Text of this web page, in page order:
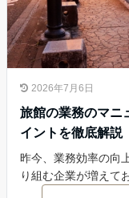
2026年7月6日
旅館の業務のマニ
イントを徹底解説
昨今、業務効率の向
り組む企業が増えて